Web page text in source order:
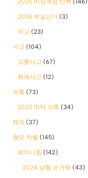
2026 부실선거 (3)
무고 (23)
사고 (104)
교통사고 (67)
화재사고 (12)
의혹 (73)
2023 마약 의혹 (34)
해외 (37)
혐오 차별 (145)
폐미니즘 (142)
2024 남혐 손가락 (43)